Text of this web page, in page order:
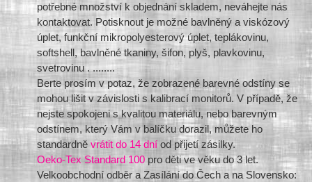
potřebné množství k objednání skladem, neváhejte nás
kontaktovat. Potisknout je možné bavlněný a viskózový
úplet, funkční mikropolyesterový úplet, teplákovinu,
softshell, bavlněné tkaniny, šifon, plyš, plavkovinu,
svetrovinu . ........
Berte prosím v potaz, že zobrazené barevné odstíny se
mohou lišit v závislosti s kalibrací monitorů. V případě, že
nejste spokojeni s kvalitou materiálu, nebo barevným
odstínem, který Vám v balíčku dorazil, můžete ho
standardněvrátit do 14 dní od přijetí zásilky.
Oeko-Tex Standard 100 pro děti ve věku do 3 let.
Velkoobchodní odběr a Zasílání do Čech a na Slovensko: